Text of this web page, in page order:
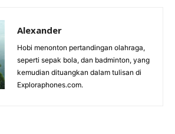
Alexander
Hobi menonton pertandingan olahraga,
seperti sepak bola, dan badminton, yang
kemudian dituangkan dalam tulisan di
Exploraphones.com.